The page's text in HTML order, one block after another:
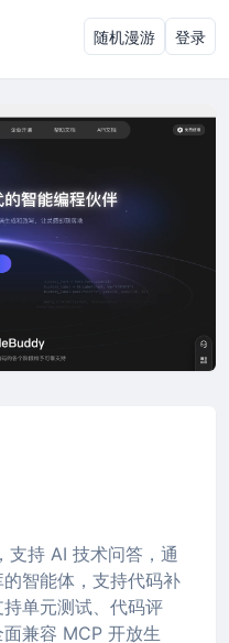
随机漫游 登录
持 AI 技术问答，通
智能体，支持代码补
单元测试、代码评
兼容 MCP 开放生